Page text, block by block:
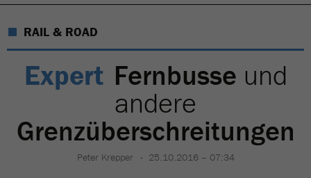
RAIL & ROAD
Expert Fernbusse und
andere
Grenzüberschreitungen
Peter Krepper 25.10.2016 – 07:34